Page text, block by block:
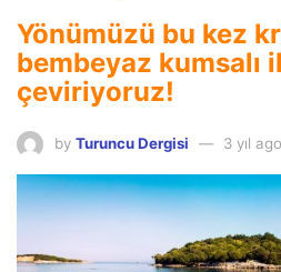
Yönümüzü bu kez
bembeyaz kumsalı
çeviriyoruz!
by Turuncu Dergisi 3 yıl ago